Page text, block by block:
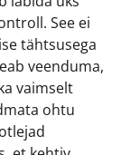
See ei
tähtsusega
veenduma,
vaimselt
ohtu